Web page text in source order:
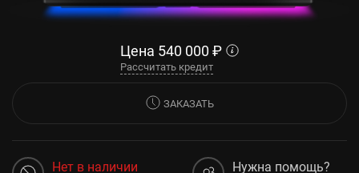
Цена 540 000 ₽
Рассчитать кредит
ЗАКАЗАТЬ
Нет в наличии Нужна помощь?